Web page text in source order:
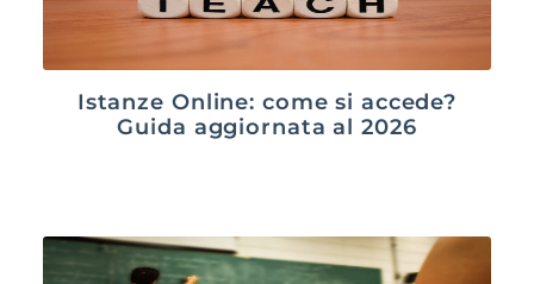
Istanze Online: come si accede?
Guida aggiornata al 2026